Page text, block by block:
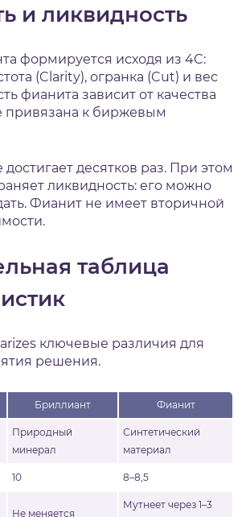
и ликвидность
формируется исходя из 4C:
(Clarity), огранка (Cut) и вес
фианита зависит от качества
привязана к биржевым
десятков раз. При этом
ликвидность: его можно
Фианит не имеет вторичной
таблица
ключевые различия для
решения.
Бриллиант Фианит
Природный
минерал
Синтетический
материал
10 8–8,5
Не меняется
Мутнеет через 1–3